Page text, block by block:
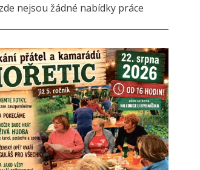
nejsou žádné nabídky práce